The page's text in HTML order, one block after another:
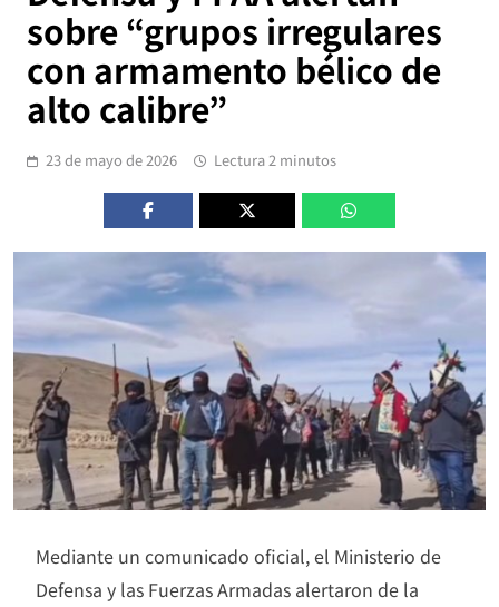
sobre “grupos irregulares
con armamento bélico de
alto calibre”
23 de mayo de 2026 Lectura 2 minutos
Mediante un comunicado oficial, el Ministerio de
Defensa y las Fuerzas Armadas alertaron de la